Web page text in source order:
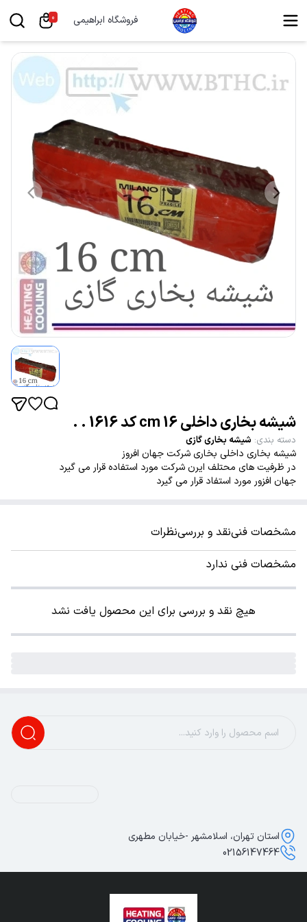
فروشگاه ابراهیمی 0
شیشه بخاری داخلی 16 cm کد 1616 . .
دسته بندی: شیشه بخاری گازی
شیشه بخاری داخلی بخاری شرکت جهان افروز
در ظرفیت های محتلف ایرن شرکت مورد استفاده قرار می گیرد
جهان افزور مورد استفاد قرار می گیرد
مشخصات فنینقد و بررسینظرات
مشخصات فنی ندارد
هیچ نقد و بررسی برای این محصول یافت نشد
استان تهران، اسلامشهر -خیابان مطهری
02156147464